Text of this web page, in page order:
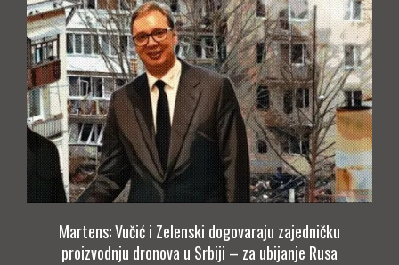
Martens: Vučić i Zelenski dogovaraju zajedničku
proizvodnju dronova u Srbiji – za ubijanje Rusa